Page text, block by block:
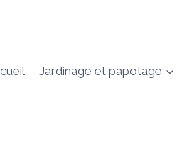
Jardinage et papotage